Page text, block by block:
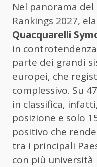
Nel panorama
Rankings 2027,
Quacquarelli
in
parte dei grandi
europei, che
complessivo. Su
in classifica,
posizione e solo
positivo che
tra i principali
con più università